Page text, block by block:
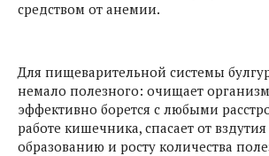
средством от анемии.
Для пищеварительной системы
немало полезного: очищает
эффективно борется с любыми
работе кишечника, спасает от вздутия
образованию и росту количества